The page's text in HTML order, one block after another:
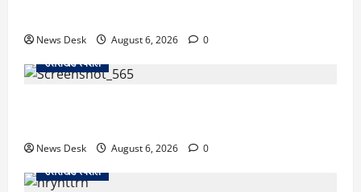
News Desk August 6, 2026
0
उत्तराखंड स्पेशल
News Desk August 6, 2026
0
उत्तराखंड स्पेशल